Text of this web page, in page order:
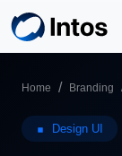
Skip to main content
Home Branding
Design UI